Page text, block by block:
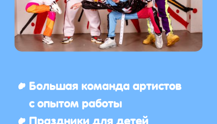
Большая команда артистов
с опытом работы